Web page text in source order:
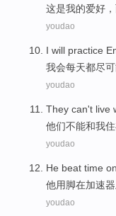
这是我的爱好
youdao
I will practice
我会每天都尽
youdao
They can't live
他们不能和我
youdao
He beat time on
他用 脚在加速器
youdao